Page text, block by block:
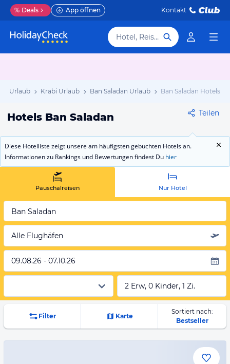
% Deals App öffnen Kontakt
Hotel, Reiseziel
Urlaub Krabi Urlaub Ban Saladan Urlaub Ban Saladan Hotels
Hotels Ban Saladan Teilen
Diese Hotelliste zeigt unsere am häufigsten gebuchten Hotels an.
Informationen zu Rankings und Bewertungen findest Du hier
Pauschalreisen Nur Hotel
Ban Saladan
Alle Flughäfen
09.08.26 - 07.10.26
2 Erw, 0 Kinder, 1 Zi.
Filter Karte
Sortiert nach:
Bestseller